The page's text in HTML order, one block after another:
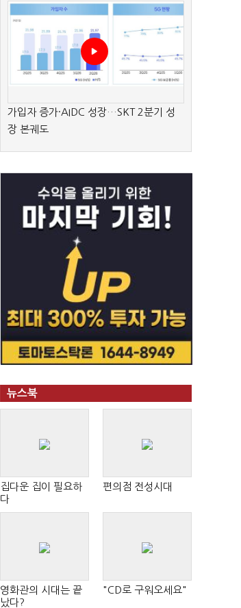
가입자 증가·AIDC 성장…SKT 2분기 성
장 본궤도
뉴스북
집다운 집이 필요하
다
편의점 전성시대
영화관의 시대는 끝
났다?
"CD로 구워오세요"